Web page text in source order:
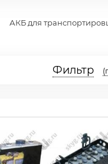
АКБ для
Фильтр